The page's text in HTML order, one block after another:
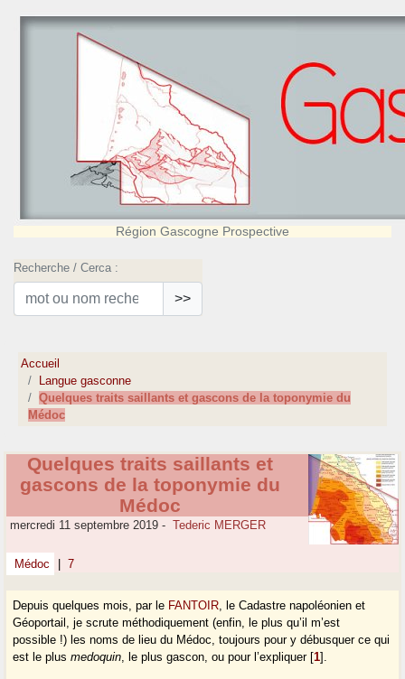
Région Gascogne Prospective
Recherche / Cerca :
>>
Accueil
Langue gasconne
Quelques traits saillants et gascons de la toponymie du
Médoc
Quelques traits saillants et
gascons de la toponymie du
Médoc
mercredi 11 septembre 2019 - Tederic MERGER
Médoc 7
Depuis quelques mois, par le FANTOIR, le Cadastre napoléonien et
Géoportail, je scrute méthodiquement (enfin, le plus qu’il m’est
possible !) les noms de lieu du Médoc, toujours pour y débusquer ce qui
est le plusmedoquin, le plus gascon, ou pour l’expliquer[1] .